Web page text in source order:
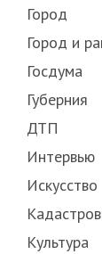
Город
Город и
Госдума
Губерния
ДТП
Интервью
Искусство
Культура